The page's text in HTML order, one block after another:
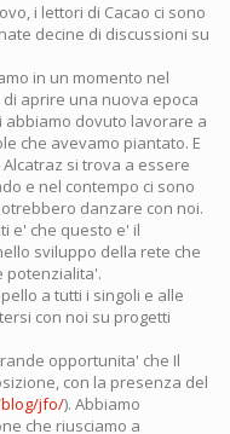
i lettori di Cacao ci sono
decine di discussioni su
in un momento nel
aprire una nuova epoca
dovuto lavorare a
che avevamo piantato. E
si trova a essere
e nel contempo ci sono
danzare con noi.
e' che questo e' il
sviluppo della rete che
potenzialita'.
a tutti i singoli e alle
con noi su progetti
opportunita' che Il
con la presenza del
jfo/). Abbiamo
che riusciamo a